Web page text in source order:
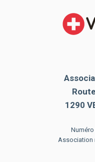
1290
Numéro
Association